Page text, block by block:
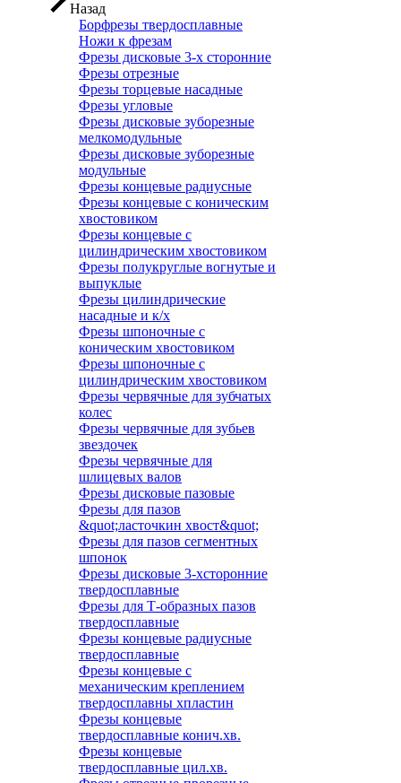
Назад
Борфрезы твердосплавные
Ножи к фрезам
Фрезы дисковые 3-х сторонние
Фрезы отрезные
Фрезы торцевые насадные
Фрезы угловые
Фрезы дисковые зуборезные
мелкомодульные
Фрезы дисковые зуборезные
модульные
Фрезы концевые радиусные
Фрезы концевые с коническим
хвостовиком
Фрезы концевые с
цилиндрическим хвостовиком
Фрезы полукруглые вогнутые и
выпуклые
Фрезы цилиндрические
насадные и к/х
Фрезы шпоночные с
коническим хвостовиком
Фрезы шпоночные с
цилиндрическим хвостовиком
Фрезы червячные для зубчатых
колес
Фрезы червячные для зубьев
звездочек
Фрезы червячные для
шлицевых валов
Фрезы дисковые пазовые
Фрезы для пазов
&quot;ласточкин хвост&quot;
Фрезы для пазов сегментных
шпонок
Фрезы дисковые 3-хсторонние
твердосплавные
Фрезы для Т-образных пазов
твердосплавные
Фрезы концевые радиусные
твердосплавные
Фрезы концевые с
механическим креплением
твердосплавны хпластин
Фрезы концевые
твердосплавные конич.хв.
Фрезы концевые
твердосплавные цил.хв.